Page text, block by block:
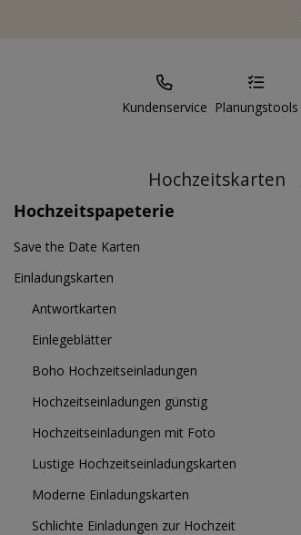
Kundenservice Planungstools
Hochzeitskarten
Hochzeitspapeterie
Save the Date Karten
Einladungskarten
Antwortkarten
Einlegeblätter
Boho Hochzeitseinladungen
Hochzeitseinladungen günstig
Hochzeitseinladungen mit Foto
Lustige Hochzeitseinladungskarten
Moderne Einladungskarten
Schlichte Einladungen zur Hochzeit